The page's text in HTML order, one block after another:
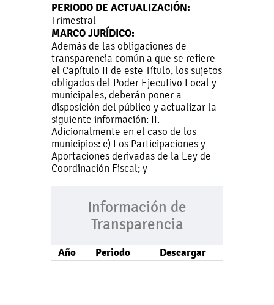
PERIODO DE ACTUALIZACIÓN:
Trimestral
MARCO JURÍDICO:
Además de las obligaciones de
transparencia común a que se refiere
el Capítulo II de este Título, los sujetos
obligados del Poder Ejecutivo Local y
municipales, deberán poner a
disposición del público y actualizar la
siguiente información: II.
Adicionalmente en el caso de los
municipios: c) Los Participaciones y
Aportaciones derivadas de la Ley de
Coordinación Fiscal; y
Información de
Transparencia
Año Periodo Descargar